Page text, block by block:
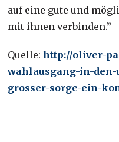
auf eine gute und
mit ihnen verbinden.”
Quelle:http://oliver-
wahlausgang-in-
grosser-sorge-ein-